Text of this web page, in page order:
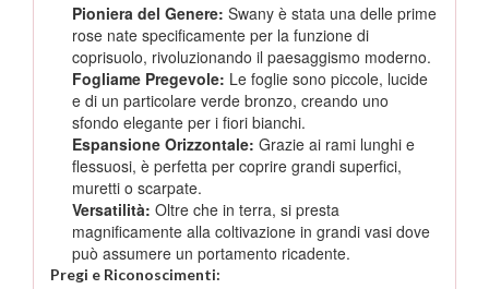
Pioniera del Genere: Swany è stata una delle prime
rose nate specificamente per la funzione di
coprisuolo, rivoluzionando il paesaggismo moderno.
Fogliame Pregevole: Le foglie sono piccole, lucide
e di un particolare verde bronzo, creando uno
sfondo elegante per i fiori bianchi.
Espansione Orizzontale: Grazie ai rami lunghi e
flessuosi, è perfetta per coprire grandi superfici,
muretti o scarpate.
Versatilità: Oltre che in terra, si presta
magnificamente alla coltivazione in grandi vasi dove
può assumere un portamento ricadente.
Pregi e Riconoscimenti: